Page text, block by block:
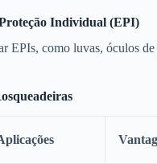
Individual (EPI)
EPIs, como luvas, óculos